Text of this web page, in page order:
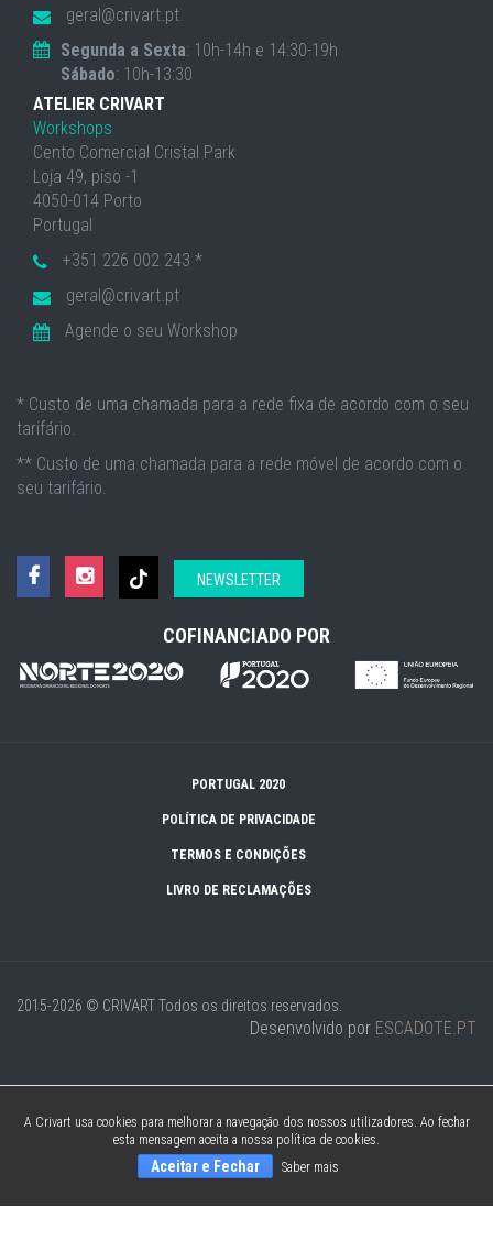
geral@crivart.pt
Segunda a Sexta: 10h-14h e 14:30-19h
Sábado: 10h-13:30
ATELIER CRIVART
Workshops
Cento Comercial Cristal Park
Loja 49, piso -1
4050-014 Porto
Portugal
+351 226 002 243 *
geral@crivart.pt
Agende o seu Workshop
* Custo de uma chamada para a rede fixa de acordo com o seu
tarifário.
** Custo de uma chamada para a rede móvel de acordo com o
seu tarifário.
NEWSLETTER
COFINANCIADO POR
PORTUGAL 2020
POLÍTICA DE PRIVACIDADE
TERMOS E CONDIÇÕES
LIVRO DE RECLAMAÇÕES
2015-2026 © CRIVARTTodos os direitos reservados.
Desenvolvido por ESCADOTE.PT
A Crivart usa cookies para melhorar a navegação dos nossos utilizadores. Ao fechar
esta mensagem aceita a nossa política de cookies.
Aceitar e Fechar Saber mais